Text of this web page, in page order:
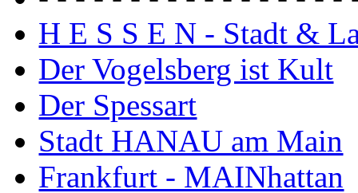
H E S S E N - Stadt &
Der Vogelsberg ist Kult
Der Spessart
Stadt HANAU am Main
Frankfurt - MAINhattan